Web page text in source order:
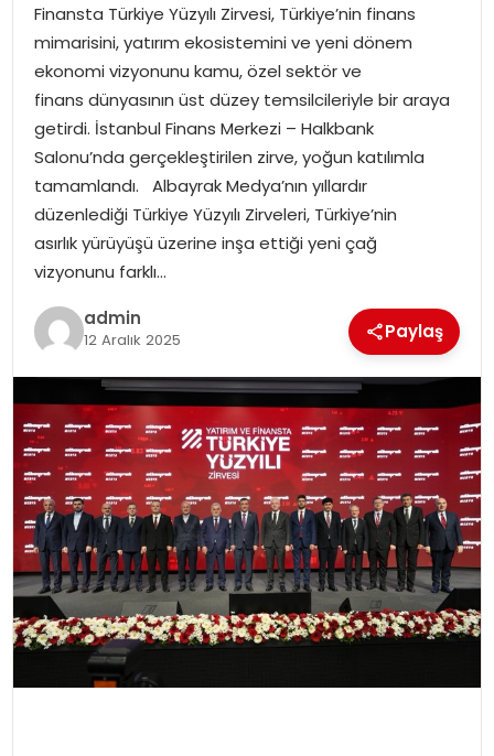
EKONOMI
MAGAZIN
TEKNOLOJI
Finansta Türkiye Yüzyılı Zirvesi, Türkiye’nin finans
mimarisini, yatırım ekosistemini ve yeni dönem
ekonomi vizyonunu kamu, özel sektör ve
finans dünyasının üst düzey temsilcileriyle bir araya
getirdi. İstanbul Finans Merkezi – Halkbank
Salonu’nda gerçekleştirilen zirve, yoğun katılımla
tamamlandı. Albayrak Medya’nın yıllardır
düzenlediği Türkiye Yüzyılı Zirveleri, Türkiye’nin
asırlık yürüyüşü üzerine inşa ettiği yeni çağ
vizyonunu farklı…
admin
12 Aralık 2025 Paylaş